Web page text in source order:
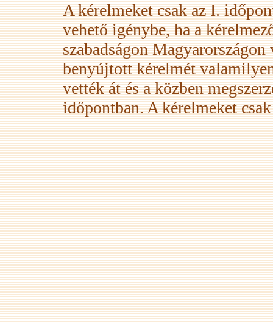
A kérelmeket csak az I.
vehető igénybe, ha a
szabadságon
benyújtott kérelmét
vették át és a közben
időpontban. A kérelmeket